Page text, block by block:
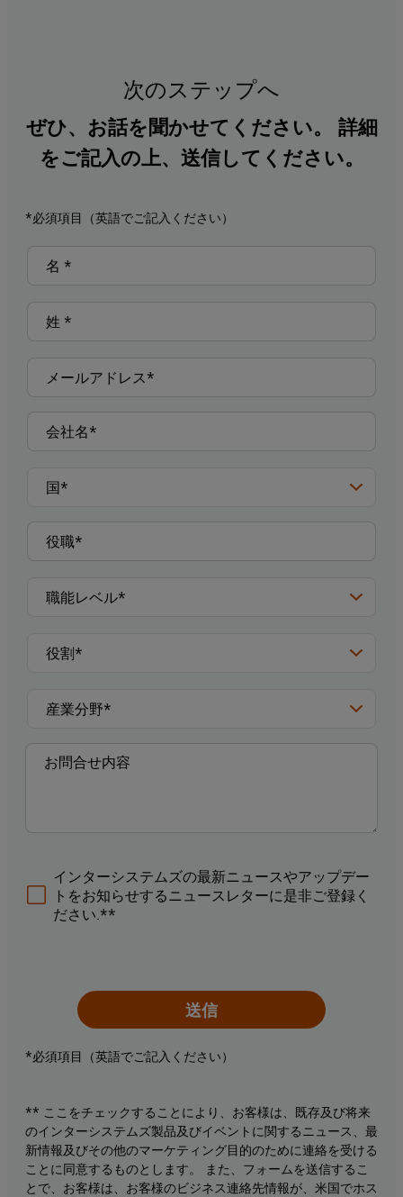
次のステップへ
ぜひ、お話を聞かせてください。 詳細
をご記入の上、送信してください。
*必須項目（英語でご記入ください）
インターシステムズの最新ニュースやアップデー
トをお知らせするニュースレターに是非ご登録く
ださい.**
送信
*必須項目（英語でご記入ください）
** ここをチェックすることにより、お客様は、既存及び将来
のインターシステムズ製品及びイベントに関するニュース、最
新情報及びその他のマーケティング目的のために連絡を受ける
ことに同意するものとします。 また、フォームを送信するこ
とで、お客様は、お客様のビジネス連絡先情報が、米国でホス